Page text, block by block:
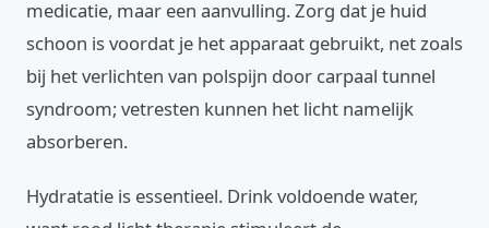
medicatie, maar een aanvulling. Zorg dat je huid
schoon is voordat je het apparaat gebruikt, net zoals
bij het verlichten van polspijn door carpaal tunnel
syndroom; vetresten kunnen het licht namelijk
absorberen.
Hydratatie is essentieel. Drink voldoende water,